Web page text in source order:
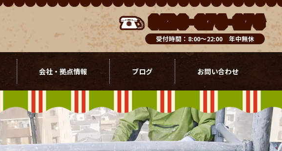
0120-076-976
受付時間：8:00～22:00 年中無休
会社・拠点情報 ブログ お問い合わせ